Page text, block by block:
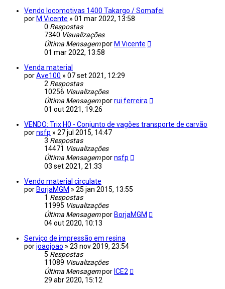
Vendo locomotivas 1400 Takargo / Somafel
por M Vicente » 01 mar 2022, 13:58
0 Respostas
7340 Visualizações
Última Mensagempor M Vicente
01 mar 2022, 13:58
Venda material
porAve100 » 07 set 2021, 12:29
2 Respostas
10256 Visualizações
Última Mensagemporrui ferreira
01 out 2021, 19:26
VENDO: Trix H0 - Conjunto de vagões transporte de carvão
pornsfp » 27 jul 2015, 14:47
3 Respostas
14471 Visualizações
Última Mensagempornsfp
03 set 2021, 21:33
Vendo material circulate
por BorjaMGM » 25 jan 2015, 13:55
1 Respostas
11995 Visualizações
Última Mensagempor BorjaMGM
04 out 2020, 10:13
Serviço de impressão em resina
porjoaojoao » 23 nov 2019, 23:54
5 Respostas
11089 Visualizações
Última Mensagempor ICE2
29 abr 2020, 15:12